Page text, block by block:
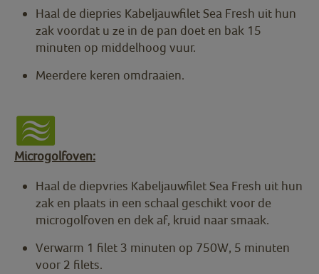
Haal de diepries Kabeljauwfilet Sea Fresh uit hun
zak voordat u ze in de pan doet en bak 15
minuten op middelhoog vuur.
Meerdere keren omdraaien.
Microgolfoven:
Haal de diepvries Kabeljauwfilet Sea Fresh uit hun
zak en plaats in een schaal geschikt voor de
microgolfoven en dek af, kruid naar smaak.
Verwarm 1 filet 3 minuten op 750W, 5 minuten
voor 2 filets.